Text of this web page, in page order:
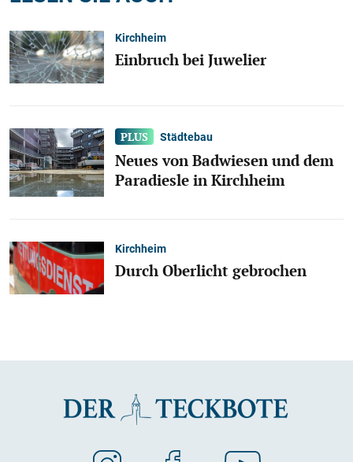
Kirchheim
Einbruch bei Juwelier
Städtebau
Neues von Badwiesen und dem
Paradiesle in Kirchheim
Kirchheim
Durch Oberlicht gebrochen